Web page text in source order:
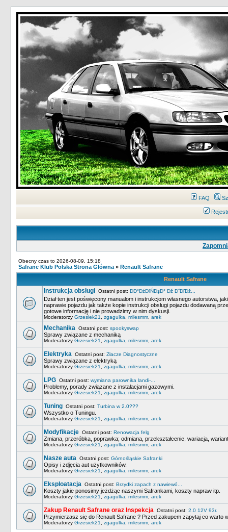
FAQ
Obecny czas to 2026-08-09, 15:18
Safrane Klub Polska Strona Główna » Renault Safrane
Renault Safrane
Instrukcja obsługi Ostatni post: ĐĐ°ĐźĐľŃĐşĐ° Đž Đ˝ĐľĐž...
Dział ten jest poświęcony manualom i instrukcjom własnego autorstwa,
naprawie pojazdu jak także kopie instrukcji obsługi pojazdu dodawaną
gotowe informację i nie prowadzimy w nim dyskusji.
Moderatorzy Grzesiek21 zgagulka milesmm arek
Mechanika Ostatni post: spookyswap
Sprawy związane z mechaniką
Moderatorzy Grzesiek21 zgagulka milesmm arek
Elektryka Ostatni post: Złacze Diagnostyczne
Sprawy związane z elektryką
Moderatorzy Grzesiek21 zgagulka milesmm arek
LPG Ostatni post: wymiana parownika landi-...
Problemy, porady związane z instalacjami gazowymi.
Moderatorzy Grzesiek21 zgagulka milesmm arek
Tuning Ostatni post: Turbina w 2.0???
Wszystko o Tuningu.
Moderatorzy Grzesiek21 zgagulka milesmm arek
Modyfikacje Ostatni post: Renowacja felg
Zmiana, przeróbka, poprawka; odmiana, przekształcenie, wariacja,
Moderatorzy Grzesiek21 zgagulka milesmm arek
Nasze auta Ostatni post: Górnośląskie Safranki
Opisy i zdjęcia aut użytkowników.
Moderatorzy Grzesiek21 zgagulka milesmm arek
Eksploatacja Ostatni post: Brzydki zapach z nawiewó...
Koszty jakie ponosimy jeżdżąc naszymi Safrankami, koszty napraw itp.
Moderatorzy Grzesiek21 zgagulka milesmm arek
Zakup Renault Safrane oraz Inspekcja Ostatni post: 2.0 12V 93r.
Przymierzasz się do Renault Safrane ? Przed zakupem zapytaj co warto
Moderatorzy Grzesiek21 zgagulka milesmm arek